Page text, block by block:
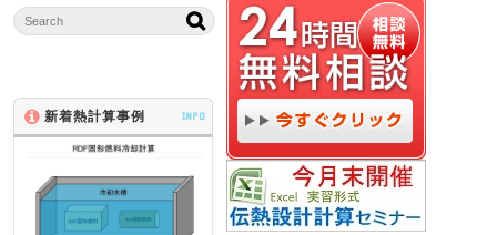
新着熱計算事例 INFO